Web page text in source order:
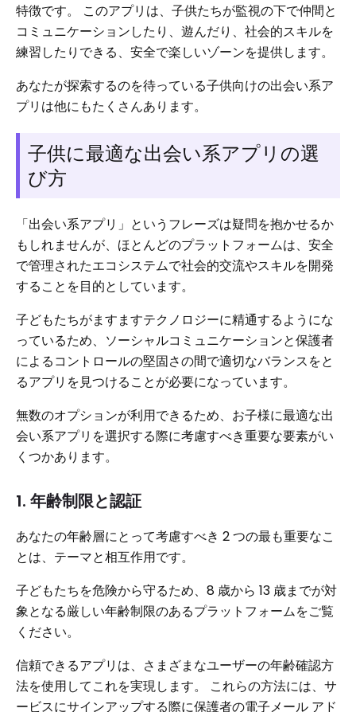
特徴です。 このアプリは、子供たちが監視の下で仲間と
コミュニケーションしたり、遊んだり、社会的スキルを
練習したりできる、安全で楽しいゾーンを提供します。
あなたが探索するのを待っている子供向けの出会い系ア
プリは他にもたくさんあります。
子供に最適な出会い系アプリの選
び方
「出会い系アプリ」というフレーズは疑問を抱かせるか
もしれませんが、ほとんどのプラットフォームは、安全
で管理されたエコシステムで社会的交流やスキルを開発
することを目的としています。
子どもたちがますますテクノロジーに精通するようにな
っているため、ソーシャルコミュニケーションと保護者
によるコントロールの堅固さの間で適切なバランスをと
るアプリを見つけることが必要になっています。
無数のオプションが利用できるため、お子様に最適な出
会い系アプリを選択する際に考慮すべき重要な要素がい
くつかあります。
1. 年齢制限と認証
あなたの年齢層にとって考慮すべき 2 つの最も重要なこ
とは、テーマと相互作用です。
子どもたちを危険から守るため、8 歳から 13 歳までが対
象となる厳しい年齢制限のあるプラットフォームをご覧
ください。
信頼できるアプリは、さまざまなユーザーの年齢確認方
法を使用してこれを実現します。 これらの方法には、サ
ービスにサインアップする際に保護者の電子メール アド